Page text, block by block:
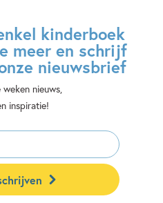
kinderboek
meer en schrijf
nieuwsbrief
nieuws,
inspiratie!